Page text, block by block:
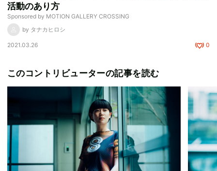
活動のあり方
Sponsored by MOTION GALLERY CROSSING
by タナカヒロシ
2021.03.26 0
このコントリビューターの記事を読む